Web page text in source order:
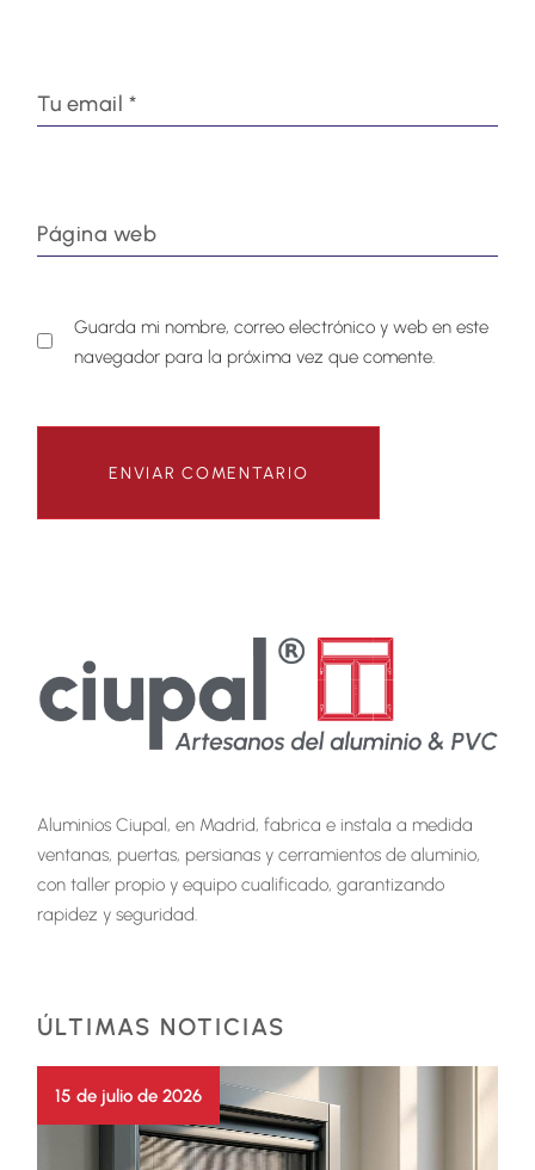
Guarda mi nombre, correo electrónico y web en este
navegador para la próxima vez que comente.
Aluminios Ciupal, en Madrid, fabrica e instala a medida
ventanas, puertas, persianas y cerramientos de aluminio,
con taller propio y equipo cualificado, garantizando
rapidez y seguridad.
ÚLTIMAS NOTICIAS
15 de julio de 2026